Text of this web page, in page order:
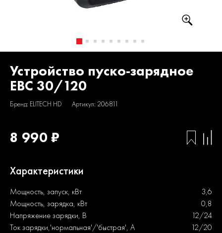
Устройство пуско-зарядное
EBC 30/120
Бренд: ELITECH HD Артикул: 206811
8 990 ₽
Характеристики
Мощность, запуск, кВт
3,6
Мощность, зарядка, кВт
0,8
Напряжение зарядки, В
12/24
Ток зарядки,'нормальная'/'быстрая', А
12/20